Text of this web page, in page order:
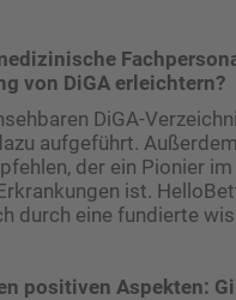
von DiGA erleichtern?
DiGA-
aufgeführt.
der ein Pionier
ist.
durch eine fundierte
positiven Aspekten: